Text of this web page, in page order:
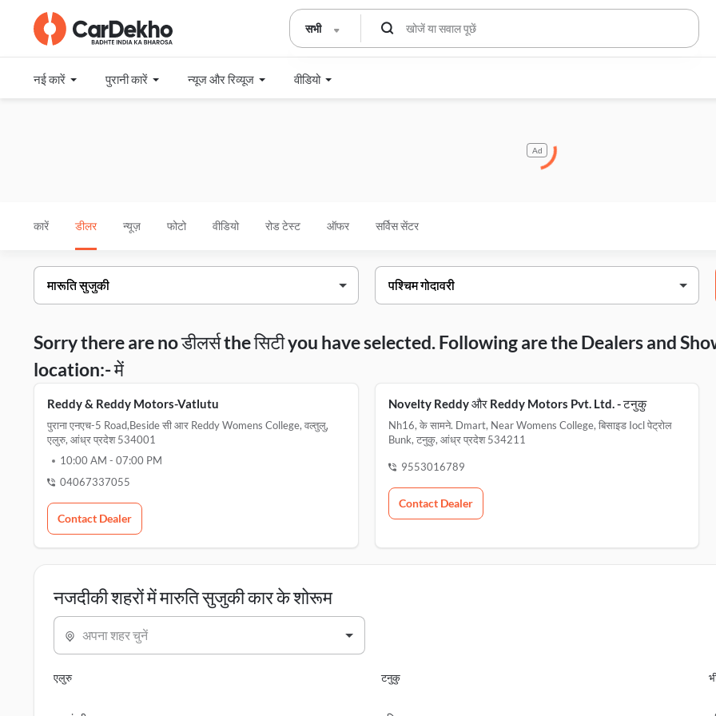
सभी
नई कारें पुरानी कारें न्यूज और रिव्यूज वीडियो
Ad
कारें डीलर न्यूज़ फोटो वीडियो रोड टेस्ट ऑफर सर्विस सेंटर
Sorry there are no डीलर्स the सिटी you have selected. Following are the Dealers and
location:- में
Reddy & Reddy Motors-Vatlutu
पुराना एनएच-5 Road,beside सी आर Reddy Womens College, वल्तुलु,
एलुरु, आंध्र प्रदेश 534001
10:00 AM - 07:00 PM
04067337055
Contact Dealer
Novelty Reddy और Reddy Motors Pvt. Ltd. - टनुकु
Nh16, के सामने. Dmart, Near Womens College, बिसाइड Iocl पेट्रोल
Bunk, टनुकु, आंध्र प्रदेश 534211
9553016789
Contact Dealer
नजदीकी शहरों में मारुति सुजुकी कार के शोरूम
अपना शहर चुनें
एलुरु टनुकु